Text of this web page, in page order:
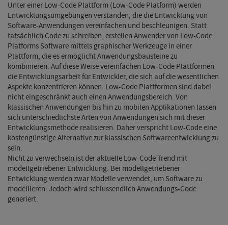
Unter einer Low-Code Plattform (Low-Code Platform) werden
Entwicklungsumgebungen verstanden, die die Entwicklung von
Software-Anwendungen vereinfachen und beschleunigen. Statt
tatsächlich Code zu schreiben, erstellen Anwender von Low-Code
Platforms Software mittels graphischer Werkzeuge in einer
Plattform, die es ermöglicht Anwendungsbausteine zu
kombinieren. Auf diese Weise vereinfachen Low-Code Plattformen
die Entwicklungsarbeit für Entwickler, die sich auf die wesentlichen
Aspekte konzentrieren können. Low-Code Plattformen sind dabei
nicht eingeschränkt auch einen Anwendungsbereich. Von
klassischen Anwendungen bis hin zu mobilen Applikationen lassen
sich unterschiedlichste Arten von Anwendungen sich mit dieser
Entwicklungsmethode realisieren. Daher verspricht Low-Code eine
kostengünstige Alternative zur klassischen Softwareentwicklung zu
sein.
Nicht zu verwechseln ist der aktuelle Low-Code Trend mit
modellgetriebener Entwicklung. Bei modellgetriebener
Entwicklung werden zwar Modelle verwendet, um Software zu
modellieren. Jedoch wird schlussendlich Anwendungs-Code
generiert.